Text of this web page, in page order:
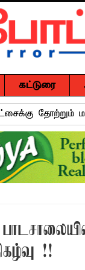
கட்டுரை
கணனிகள்;
ஊட்டல் வாரத்தை
சேவைக்கு
முகம்மது
மீறிய
!!